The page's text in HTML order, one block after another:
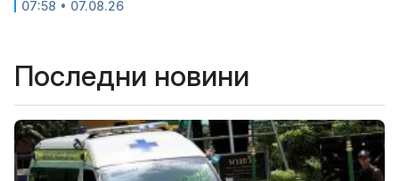
07:58 • 07.08.26
Последни новини